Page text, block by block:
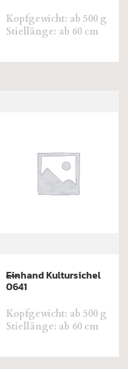
Kopfgewicht: ab 500 g
Stiellänge: ab 60 cm
Einhand Kultursichel
0641
Kopfgewicht: ab 500 g
Stiellänge: ab 60 cm